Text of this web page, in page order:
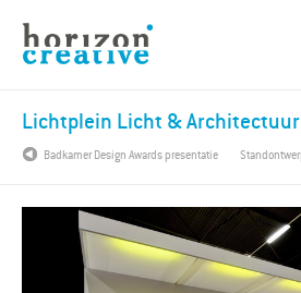
Lichtplein Licht &
Badkamer Design Awards presentatie